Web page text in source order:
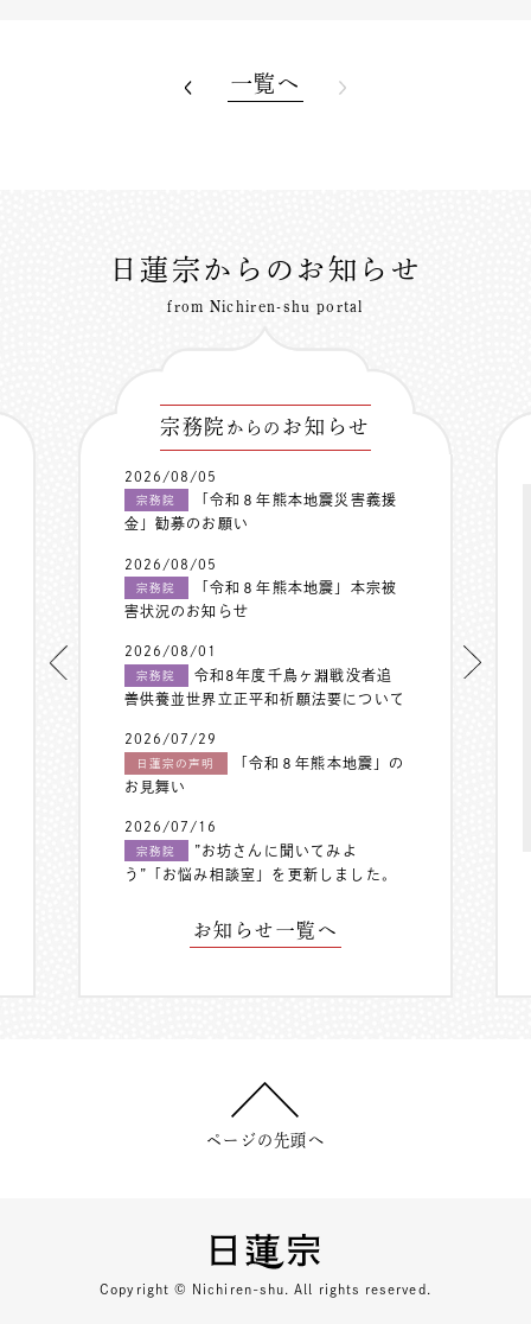
一覧へ
日蓮宗からのお知らせ
from Nichiren-shu portal
宗務院 からの お知らせ
2026/08/05
宗務院
「令和８年熊本地震災害義援
金」勧募のお願い
2026/08/05
宗務院
「令和８年熊本地震」本宗被
害状況のお知らせ
2026/08/01
宗務院
令和8年度千鳥ヶ淵戦没者追
善供養並世界立正平和祈願法要について
2026/07/29
日蓮宗の声明
「令和８年熊本地震」の
お見舞い
2026/07/16
宗務院
”お坊さんに聞いてみよ
う”「お悩み相談室」を更新しました。
お知らせ一覧へ
ページの先頭へ
Copyright © Nichiren-shu. All rights reserved.